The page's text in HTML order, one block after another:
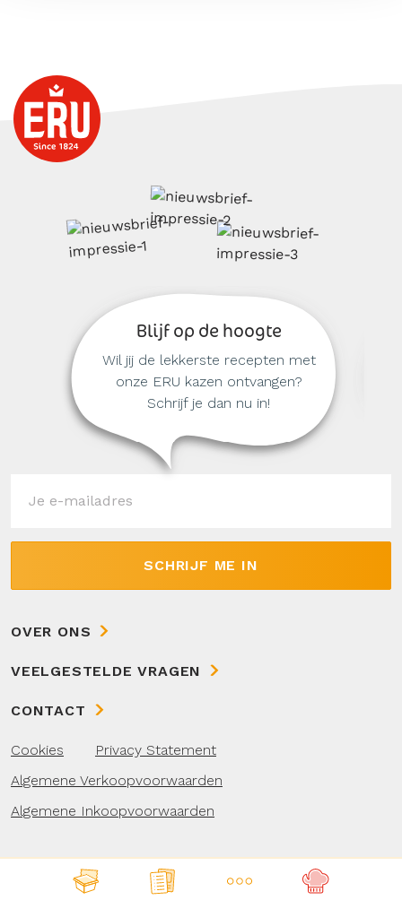
OVER ONS
VEELGESTELDE VRAGEN
CONTACT
Cookies
Privacy Statement
Algemene Verkoopvoorwaarden
Algemene Inkoopvoorwaarden
Blijf op de hoogte
Wil jij de lekkerste recepten met
onze ERU kazen ontvangen?
Schrijf je dan nu in!
SCHRIJF ME IN